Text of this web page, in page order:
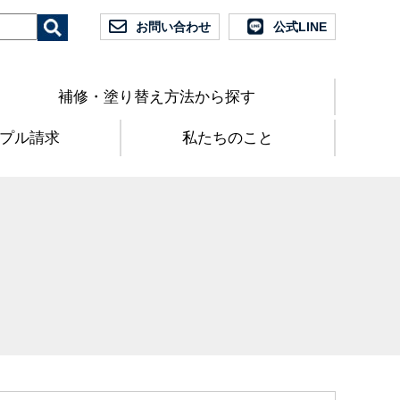
お問い合わせ 公式LINE
補修・塗り替え方法から探す
ル請求 私たちのこと